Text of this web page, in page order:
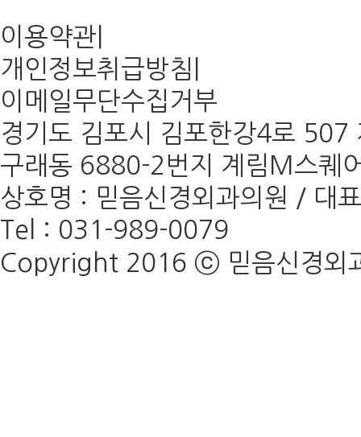
이용약관
개인정보취급방침
이메일무단수집거부
경기도 김포시 김포한강4로
구래동 6880-2번지 계림M스퀘
상호명 : 믿음신경외과의원 /
Tel : 031-989-0079
Copyright 2016 ⓒ 믿음신경외